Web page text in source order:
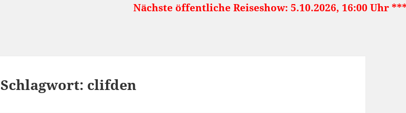
Nächste öffentliche Reiseshow: 5.10.2026, 16:00 Uhr *****
Schlagwort: clifden